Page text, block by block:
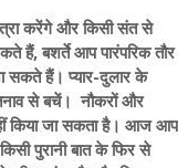
करेंगे और किसी संत से
हैं, बशर्ते आप पारंपरिक तौर
सकते हैं। प्यार-दुलार के
से बचें। नौकरों और
किया जा सकता है। आज आप
पुरानी बात के फिर से